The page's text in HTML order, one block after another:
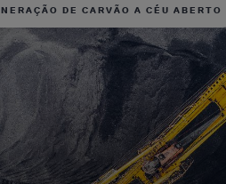
DE CARVÃO A CÉU ABERTO